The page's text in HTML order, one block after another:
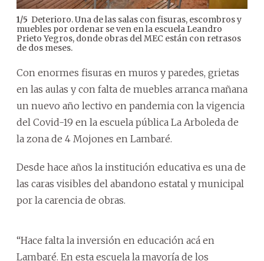
1/5 Deterioro. Una de las salas con fisuras, escombros y
muebles por ordenar se ven en la escuela Leandro
Prieto Yegros, donde obras del MEC están con retrasos
de dos meses.
Con enormes fisuras en muros y paredes, grietas
en las aulas y con falta de muebles arranca mañana
un nuevo año lectivo en pandemia con la vigencia
del Covid-19 en la escuela pública La Arboleda de
la zona de 4 Mojones en Lambaré.
Desde hace años la institución educativa es una de
las caras visibles del abandono estatal y municipal
por la carencia de obras.
“Hace falta la inversión en educación acá en
Lambaré. En esta escuela la mayoría de los